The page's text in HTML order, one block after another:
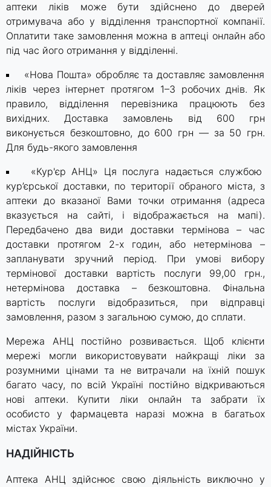
аптеки ліків може бути здійснено до дверей
отримувача або у відділення транспортної компанії.
Оплатити таке замовлення можна в аптеці онлайн або
під час його отримання у відділенні.
«Нова Пошта» обробляє та доставляє замовлення
ліків через інтернет протягом 1–3 робочих днів. Як
правило, відділення перевізника працюють без
вихідних. Доставка замовлень від 600 грн
виконується безкоштовно, до 600 грн — за 50 грн.
Для будь-якого замовлення
«Кур'єр АНЦ» Ця послуга надається службою
кур’єрської доставки, по території обраного міста, з
аптеки до вказаної Вами точки отримання (адреса
вказується на сайті, і відображається на мапі).
Передбачено два види доставки термінова – час
доставки протягом 2-х годин, або нетермінова –
запланувати зручний період. При умові вибору
термінової доставки вартість послуги 99,00 грн.,
нетермінова доставка – безкоштовна. Фінальна
вартість послуги відобразиться, при відправці
замовлення, разом з загальною сумою, до сплати.
Мережа АНЦ постійно розвивається. Щоб клієнти
мережі могли використовувати найкращі ліки за
розумними цінами та не витрачали на їхній пошук
багато часу, по всій Україні постійно відкриваються
нові аптеки. Купити ліки онлайн та забрати їх
особисто у фармацевта наразі можна в багатьох
містах України.
НАДІЙНІСТЬ
Аптека АНЦ здійснює свою діяльність виключно у